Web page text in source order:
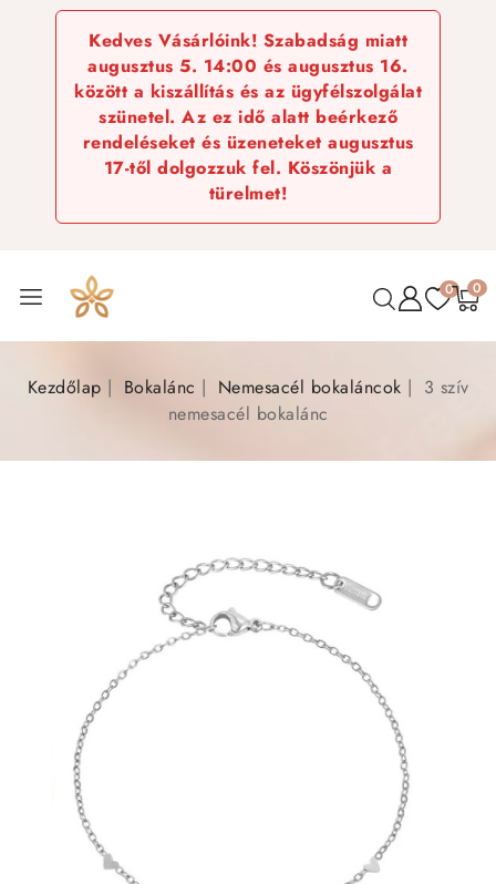
Kedves Vásárlóink! Szabadság miatt
augusztus 5. 14:00 és augusztus 16.
között a kiszállítás és az ügyfélszolgálat
szünetel. Az ez idő alatt beérkező
rendeléseket és üzeneteket augusztus
17-től dolgozzuk fel. Köszönjük a
türelmet!
0 0
Kezdőlap Bokalánc Nemesacél bokaláncok
3 szív
nemesacél bokalánc